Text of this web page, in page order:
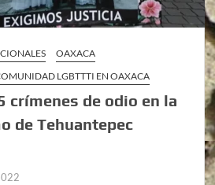
OAXACA
LGBTTTI EN OAXACA
crímenes de odio en la
de Tehuantepec